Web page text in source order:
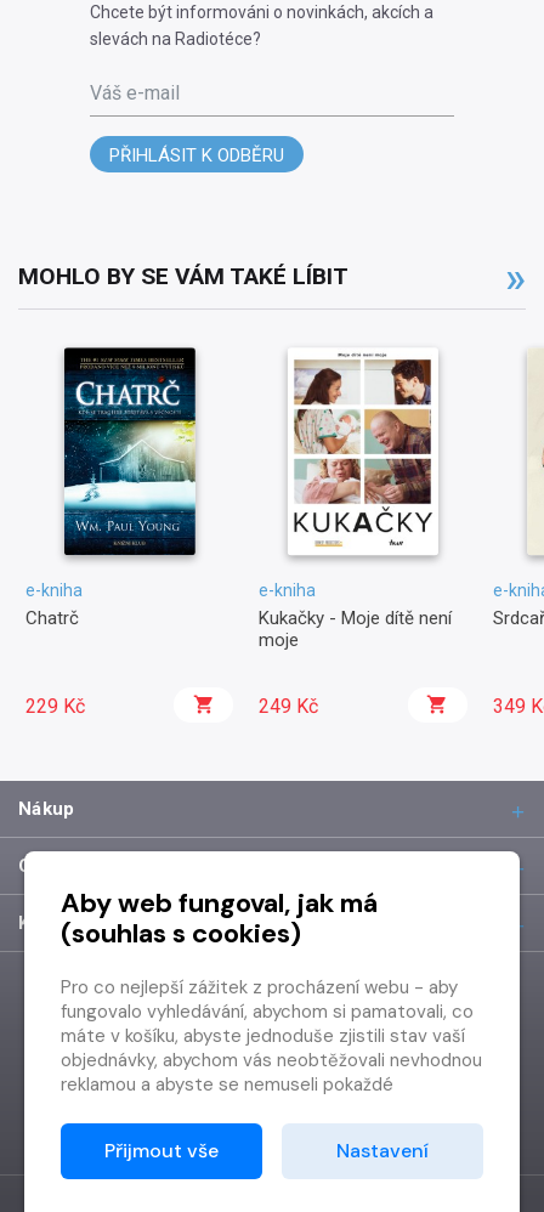
Chcete být informováni o novinkách, akcích a
slevách na Radiotéce?
Váš e-mail
PŘIHLÁSIT K ODBĚRU
MOHLO BY SE VÁM TAKÉ LÍBIT
e-kniha
Chatrč
229 Kč
e-kniha
Kukačky - Moje dítě není
moje
249 Kč
e-
349
Nákup
O společnosti
Kontakt
Aby web fungoval, jak má
(souhlas s cookies)
Pro co nejlepší zážitek z procházení webu - aby
fungovalo vyhledávání, abychom si pamatovali, co
máte v košíku, abyste jednoduše zjistili stav vaší
objednávky, abychom vás neobtěžovali nevhodnou
reklamou a abyste se nemuseli pokaždé
Proto od vás potřebujeme souhlas se
zpracováním souborů cookies
Přijmout vše Nastavení